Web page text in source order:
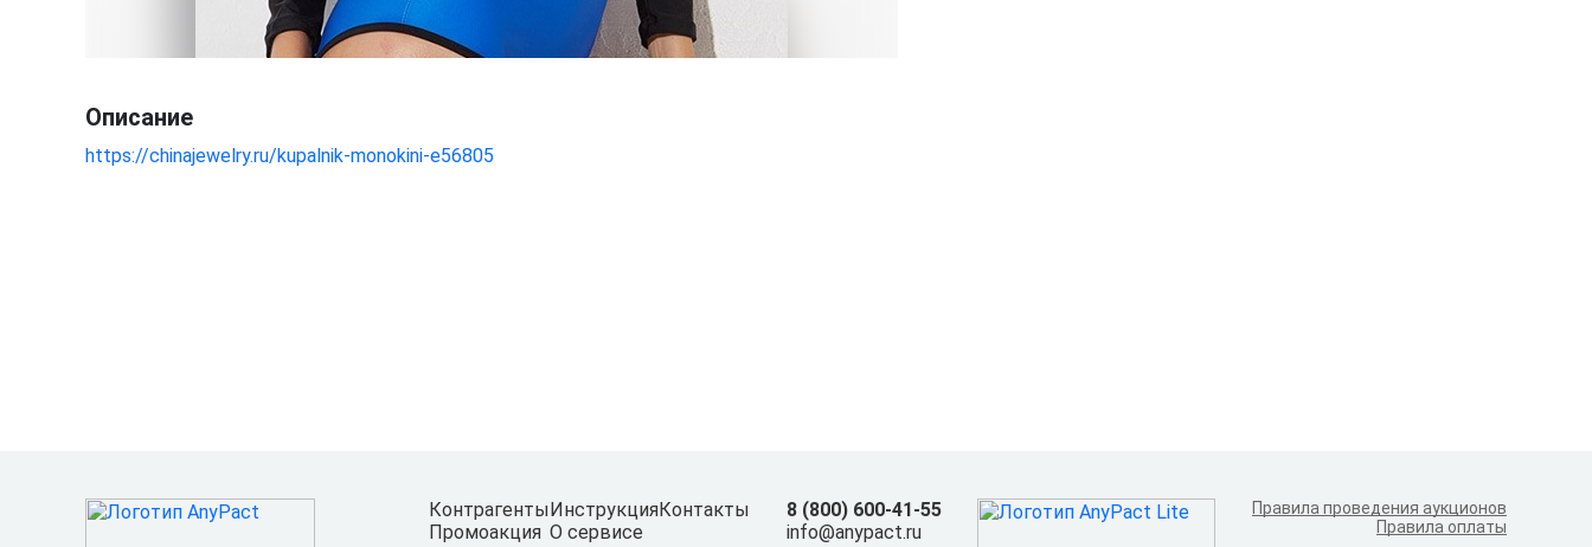
Описание
https://chinajewelry.ru/kupalnik-monokini-e56805
Контрагенты
Промоакция
Инструкция
О сервисе
Контакты
8 (800) 600-41-55
info@anypact.ru
Правила проведения аукционов
Правила оплаты